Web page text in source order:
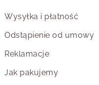
Wysyłka i płatność
Odstąpienie od umowy
Reklamacje
Jak pakujemy